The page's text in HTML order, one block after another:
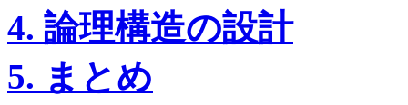
4. 論理構造の設計
5. まとめ